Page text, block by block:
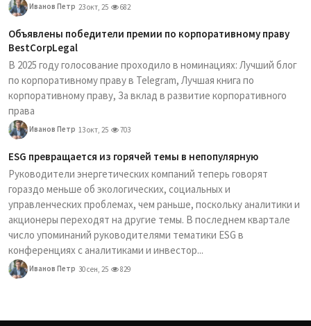
Иванов Петр 23 окт, 25 682
Объявлены победители премии по корпоративному праву
BestCorpLegal
В 2025 году голосование проходило в номинациях: Лучший блог
по корпоративному праву в Telegram, Лучшая книга по
корпоративному праву, За вклад в развитие корпоративного
права
Иванов Петр 13 окт, 25 703
ESG превращается из горячей темы в непопулярную
Руководители энергетических компаний теперь говорят
гораздо меньше об экологических, социальных и
управленческих проблемах, чем раньше, поскольку аналитики и
акционеры переходят на другие темы. В последнем квартале
число упоминаний руководителями тематики ESG в
конференциях с аналитиками и инвестор...
Иванов Петр 30 сен, 25 829